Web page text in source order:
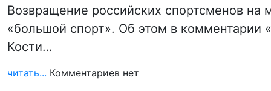
Возвращение российских спортсменов на
«большой спорт». Об этом в комментарии
Кости…
читать... Комментариев нет